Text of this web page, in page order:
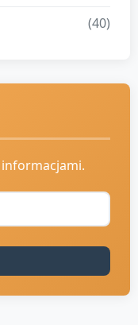
(40)